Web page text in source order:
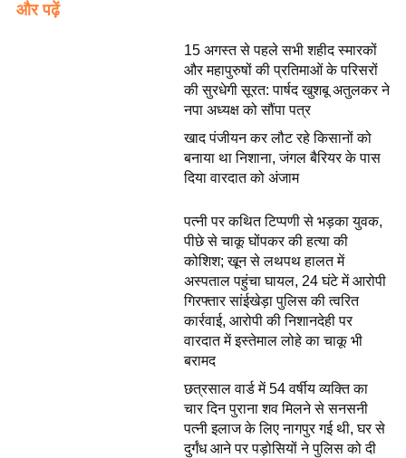
और पढ़ें
15 अगस्त से पहले सभी शहीद स्मारकों
और महापुरुषों की प्रतिमाओं के परिसरों
की सुरधेगी सूरत: पार्षद खुशबू अतुलकर ने
नपा अध्यक्ष को सौंपा पत्र
खाद पंजीयन कर लौट रहे किसानों को
बनाया था निशाना, जंगल बैरियर के पास
दिया वारदात को अंजाम
पत्नी पर कथित टिप्पणी से भड़का युवक,
पीछे से चाकू घोंपकर की हत्या की
कोशिश; खून से लथपथ हालत में
अस्पताल पहुंचा घायल, 24 घंटे में आरोपी
गिरफ्तार सांईखेड़ा पुलिस की त्वरित
कार्रवाई, आरोपी की निशानदेही पर
वारदात में इस्तेमाल लोहे का चाकू भी
बरामद
छत्रसाल वार्ड में 54 वर्षीय व्यक्ति का
चार दिन पुराना शव मिलने से सनसनी
पत्नी इलाज के लिए नागपुर गई थी, घर से
दुर्गंध आने पर पड़ोसियों ने पुलिस को दी